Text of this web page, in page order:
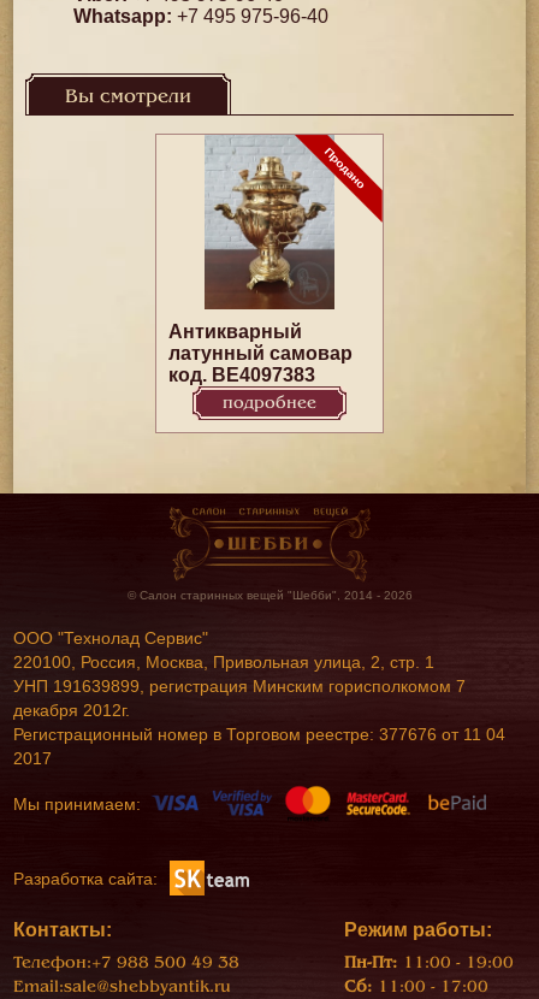
Whatsapp: +7 495 975-96-40
Вы смотрели
Антикварный
латунный самовар
код. BE4097383
подробнее
© Салон старинных вещей "Шебби", 2014 - 2026
ООО "Технолад Сервис"
220100, Россия, Москва, Привольная улица, 2, стр. 1
УНП 191639899, регистрация Минским горисполкомом 7
декабря 2012г.
Регистрационный номер в Торговом реестре: 377676 от 11 04
2017
Мы принимаем:
Разработка сайта:
Контакты:
Телефон:+7 988 500 49 38
Email:sale@shebbyantik.ru
Режим работы:
Пн-Пт: 11:00 - 19:00
Сб: 11:00 - 17:00